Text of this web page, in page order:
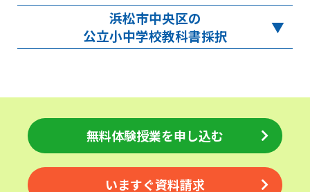
浜松市中央区の
公立小中学校教科書採択
無料体験授業を申し込む
いますぐ資料請求